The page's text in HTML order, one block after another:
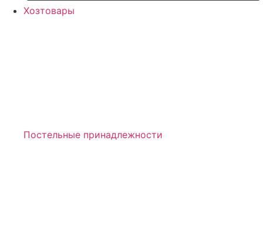
Хозтовары
Постельные принадлежности